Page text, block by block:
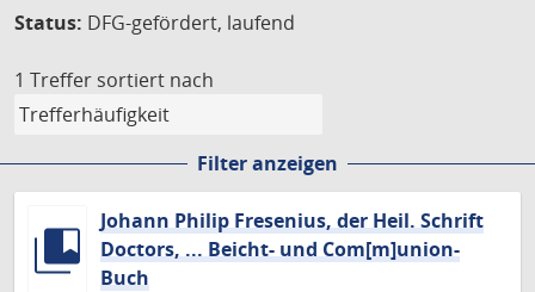
Status: DFG-gefördert, laufend
1 Treffer sortiert nach
Filter anzeigen
Johann Philip Fresenius, der Heil. Schrift
Doctors, ... Beicht- und Com[m]union-
Buch